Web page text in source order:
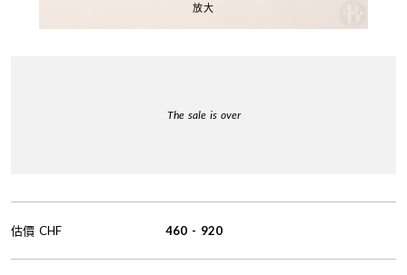
放大
The sale is over
估價 CHF 460 - 920